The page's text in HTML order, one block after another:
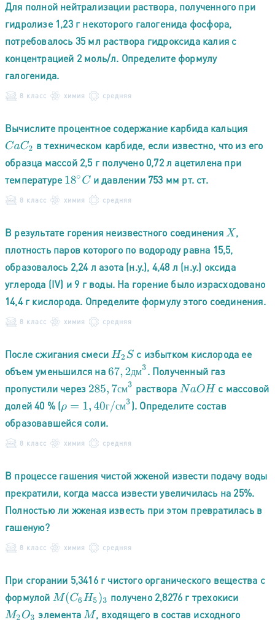
Для полной нейтрализации раствора, полученного при
гидролизе 1,23 г некоторого галогенида фосфора,
потребовалось 35 мл раствора гидроксида калия с
концентрацией 2 моль/л. Определите формулу
галогенида.
8 класс химия средняя
Вычислите процентное содержание карбида кальция
CaC2
в техническом карбиде, если известно, что из его
образца массой 2,5 г получено 0,72 л ацетилена при
температуре18∘C и давлении 753 мм рт. ст.
8 класс химия средняя
В результате горения неизвестного соединенияX ,
плотность паров которого по водороду равна 15,5,
образовалось 2,24 л азота (н.у.), 4,48 л (н.у.) оксида
углерода (IV) и 9 г воды. На горение было израсходовано
14,4 г кислорода. Определите формулу этого соединения.
8 класс химия средняя
После сжигания смеси H2S с избытком кислорода ее
объем уменьшился на
дм
67,2 дм3 . Полученный газ
пропустили через
см
285,7 см3 раствора NaOH
с массовой
долей 40 % (
г см
ρ=1,40 г /см3
). Определите состав
образовавшейся соли.
8 класс химия средняя
В процессе гашения чистой жженой извести подачу воды
прекратили, когда масса извести увеличилась на 25%.
Полностью ли жженая известь при этом превратилась в
гашеную?
8 класс химия средняя
При сгорании 5,3416 г чистого органического вещества с
формулой M(C6H5)3
получено 2,8276 г трехокиси
M2O3 элемента M , входящего в состав исходного